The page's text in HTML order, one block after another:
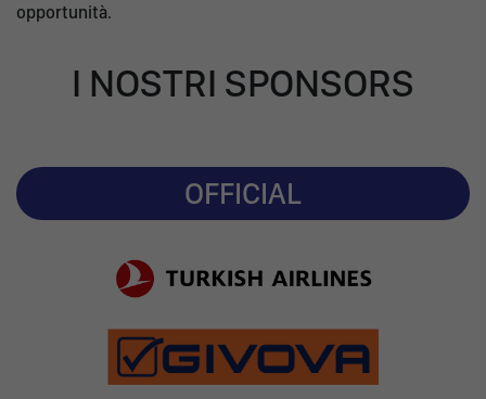
opportunità.
I NOSTRI SPONSORS
OFFICIAL